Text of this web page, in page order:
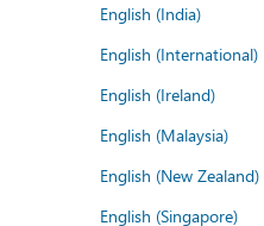
English (India)
English (International)
English (Ireland)
English (Malaysia)
English (New Zealand)
English (Singapore)